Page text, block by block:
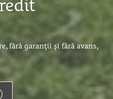
fără garanții și fără avans,